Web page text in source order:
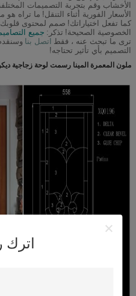
اترك
الأخشاب وقم بتجربة التصميمات
الأسعار الفورية أثناء التنقل! ما تراه هو
كما تفعل اختياراتك! صمم لمحتوى
الخصوصية الصحيحة! تذكر: جميع
ترى ما تبحث عنه ، فقط
اتصل بنا
التصميم بأي تأثير تحتاجه!
ملون المعمرة المينا رسمت لوحة زجاجية